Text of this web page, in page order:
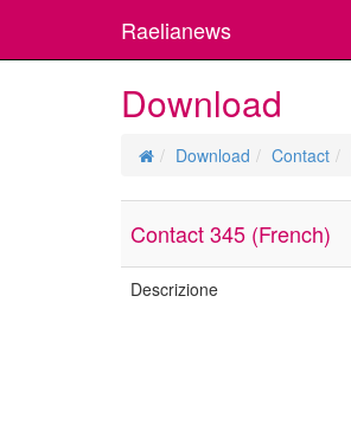
Raelianews
Download
Download Contact
Contact 345 (French)
Descrizione